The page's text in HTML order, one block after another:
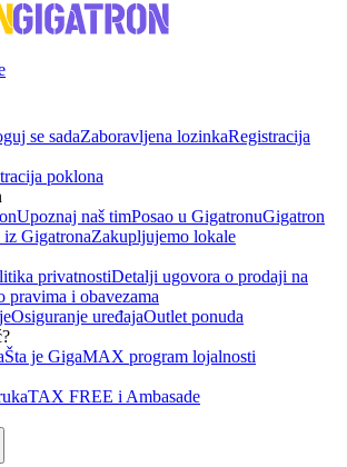
se sadaZaboravljena lozinkaRegistracija
poklona
Upoznaj naš timPosao u GigatronuGigatron
GigatronaZakupljujemo lokale
privatnostiDetalji ugovora o prodaji na
pravima i obavezama
Osiguranje uređajaOutlet ponuda
Šta je GigaMAX program lojalnosti
TAX FREE i Ambasade